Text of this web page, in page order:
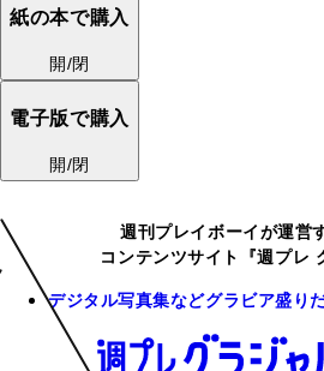
紙の本で購入
開/閉
電子版で購入
開/閉
週刊プレイボーイが運営
コンテンツサイト『週プレ
デジタル写真集などグラビア盛り